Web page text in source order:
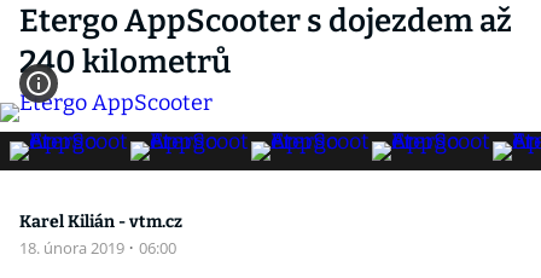
Etergo AppScooter s dojezdem až
240 kilometrů
Karel Kilián - vtm.cz
18. února 2019 · 06:00